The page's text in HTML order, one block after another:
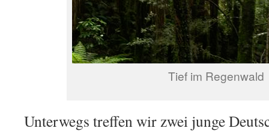
Tief im Regenwald
Unterwegs treffen wir zwei junge